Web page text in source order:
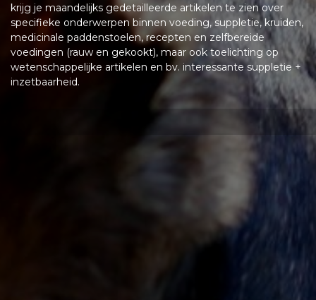
krijg je maandelijks gedetailleerde artikelen te zien over
specifieke onderwerpen binnen voeding, suppletie, kruiden,
medicinale paddenstoelen, recepten en zelfbereide
voedingen (rauw en gekookt), maar ook toelichting op
wetenschappelijke artikelen en bv. interessante suppletie +
inzetbaarheid.